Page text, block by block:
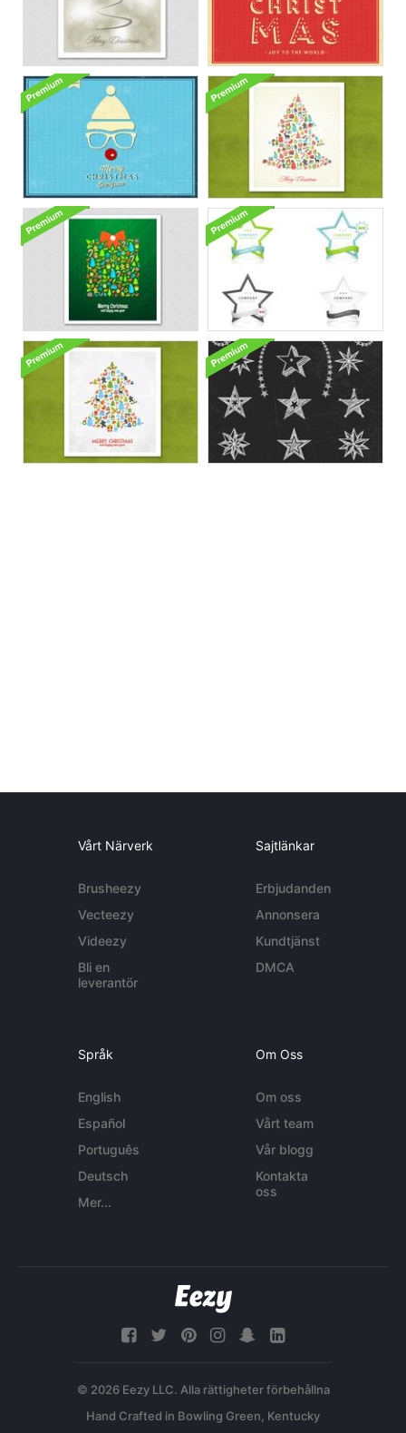
Vårt Närverk
Brusheezy
Vecteezy
Videezy
Bli en
leverantör
Sajtlänkar
Erbjudanden
Annonsera
Kundtjänst
DMCA
Språk
English
Español
Português
Deutsch
Mer...
Om Oss
Om oss
Vårt team
Vår blogg
Kontakta
oss
© 2026 Eezy LLC. Alla rättigheter förbehållna